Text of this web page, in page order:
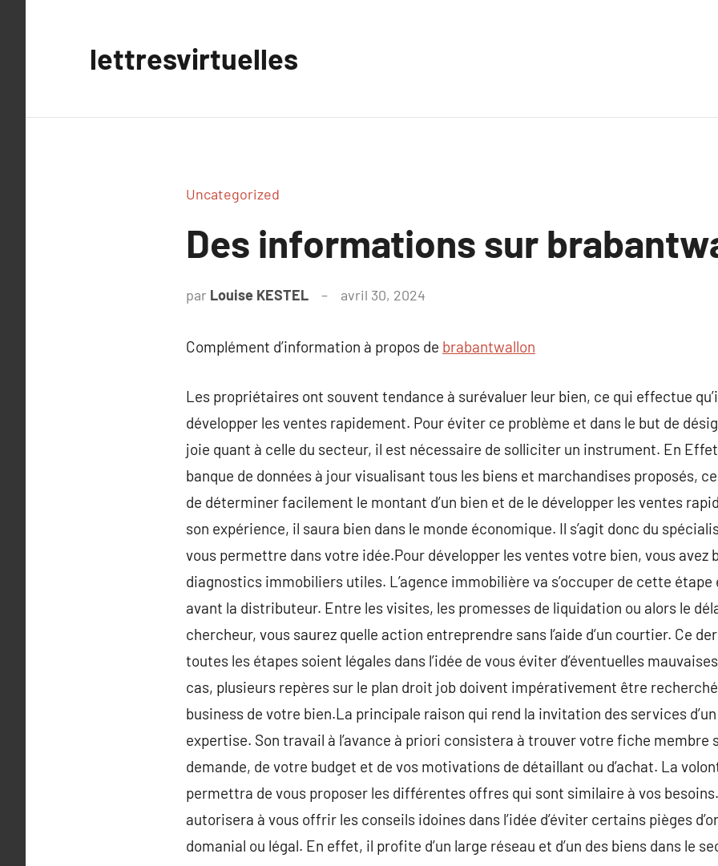
lettresvirtuelles
Uncategorized
Des informations sur
par Louise KESTEL avril 30, 2024
Complément d’information à propos de brabantwallon
Les propriétaires ont souvent tendance à surévaluer leur bien, ce qui effectue
développer les ventes rapidement. Pour éviter ce problème et dans le but de
joie quant à celle du secteur, il est nécessaire de solliciter un instrument. En
banque de données à jour visualisant tous les biens et marchandises proposés,
de déterminer facilement le montant d’un bien et de le développer les ventes
son expérience, il saura bien dans le monde économique. Il s’agit donc du
vous permettre dans votre idée.Pour développer les ventes votre bien, vous avez
diagnostics immobiliers utiles. L’agence immobilière va s’occuper de cette
avant la distributeur. Entre les visites, les promesses de liquidation ou alors le
chercheur, vous saurez quelle action entreprendre sans l’aide d’un courtier. Ce
toutes les étapes soient légales dans l’idée de vous éviter d’éventuelles
cas, plusieurs repères sur le plan droit job doivent impérativement être
business de votre bien.La principale raison qui rend la invitation des services
expertise. Son travail à l’avance à priori consistera à trouver votre fiche membre
demande, de votre budget et de vos motivations de détaillant ou d’achat. La
permettra de vous proposer les différentes offres qui sont similaire à vos
autorisera à vous offrir les conseils idoines dans l’idée d’éviter certains pièges
domanial ou légal. En effet, il profite d’un large réseau et d’un des biens dans le